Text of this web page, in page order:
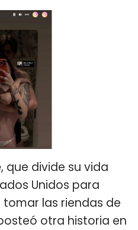
, que divide su vida
Unidos para
las riendas de
otra historia en